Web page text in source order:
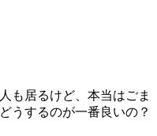
も居るけど、本当はごま
うするのが一番良いの？